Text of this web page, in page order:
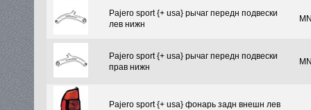
Pajero sport {+ usa} рычаг передн подвески
лев нижн
Pajero sport {+ usa} рычаг передн подвески
прав нижн
Pajero sport {+ usa} фонарь задн внешн лев